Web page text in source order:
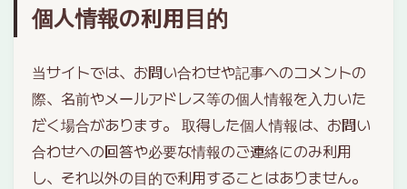
個人情報の利用目的
当サイトでは、お問い合わせや記事へのコメントの
際、名前やメールアドレス等の個人情報を入力いた
だく場合があります。 取得した個人情報は、お問い
合わせへの回答や必要な情報のご連絡にのみ利用
し、それ以外の目的で利用することはありません。